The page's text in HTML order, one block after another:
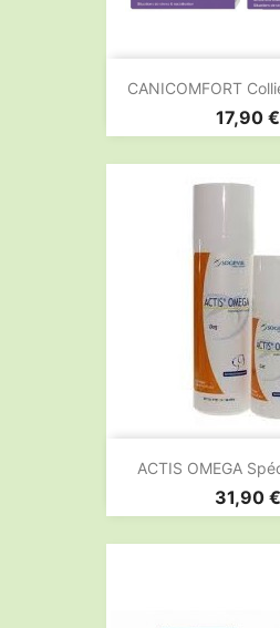
CANICOMFORT
Prix
17,90 €
ACTIS OMEGA
Prix
31,90 €